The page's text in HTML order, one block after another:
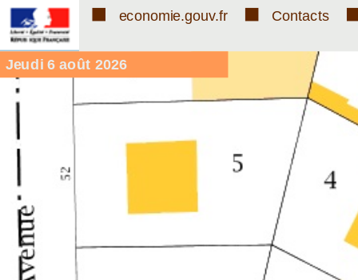
jeudi 6 août 2026
economie.gouv.fr Contacts